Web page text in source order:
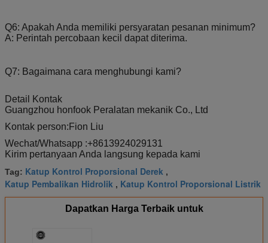
217
Paket perbaikan
STK190
Paket perbaikan
STK190
Paket
219
Kirim A2VP180 Kirim A2VP180
221
Kirim A2VP355 Kirim A2VP355
minyak laut
minyak laut
223
Kit Perbaikan Motor
GM2/3500
GM2/3500 (set lengkap)
224
Kit Perbaikan Grup
Katup Mesin Kerek
6MB
Kursi lumba-lumba grup
katup mesin kerek 6MB
Kit Perbaikan
Grup Katup
Q6: Apakah Anda memiliki persyaratan pesanan minimum?
A: Perintah percobaan kecil dapat diterima.
Q7: Bagaimana cara menghubungi kami?
Detail Kontak
Guangzhou honfook Peralatan mekanik Co., Ltd
Kontak person: Fion Liu
Wechat/Whatsapp :+8613924029131
Kirim pertanyaan Anda langsung kepada kami
Tag: Katup Kontrol Proporsional Derek ,
Katup Pembalikan Hidrolik , Katup Kontrol Proporsional Listrik
Dapatkan Harga Terbaik untuk